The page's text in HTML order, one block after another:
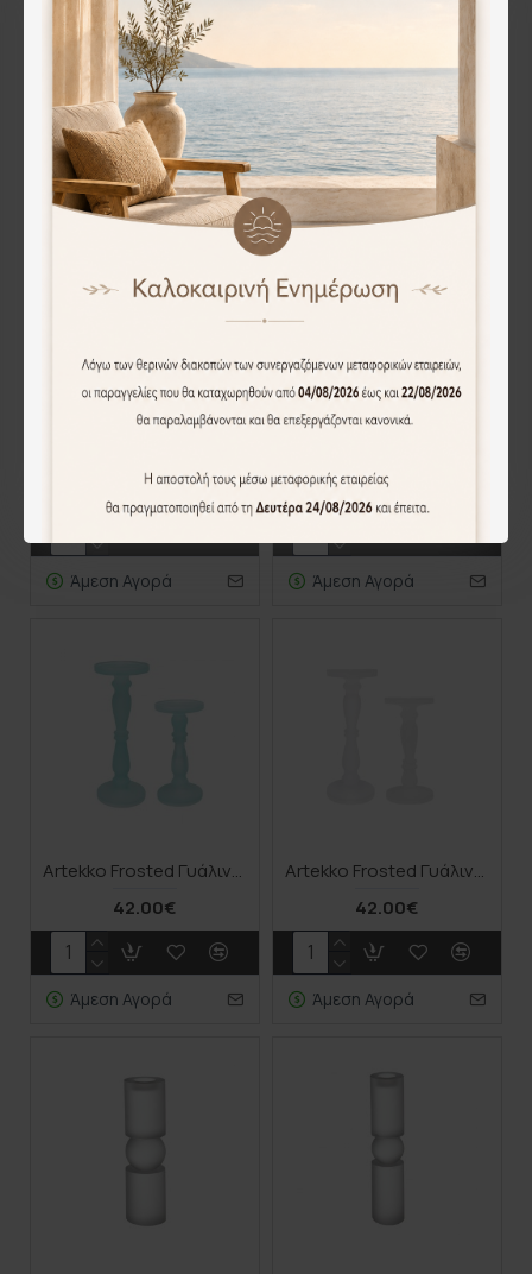
17.50€
Άμεση Αγορά
Artekko Cement Κηροπήγιο Τσιμεντένιο Λευκό (7.5x7.5x21.5)cm
26.60€
Άμεση Αγορά
63.00€
Άμεση Αγορά
263.90€
Άμεση Αγορά
Artekko Frosted Γυάλινο Γαλάζιο Κηροπήγιο (13x13x35.5)cm 2pcs
42.00€
Άμεση Αγορά
Artekko Frosted Γυάλινο Λευκό Κηροπήγιο (13x13x35.5)cm 2psc
42.00€
Άμεση Αγορά